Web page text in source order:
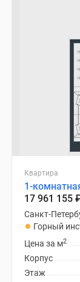
Квартира
1-
17 961 155
Санкт-
Горный
Цена за м2
Корпус
Этаж